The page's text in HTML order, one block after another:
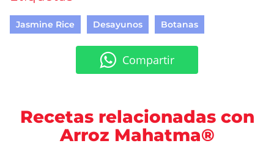
Jasmine Rice Desayunos Botanas
Compartir
Recetas relacionadas con
Arroz Mahatma®